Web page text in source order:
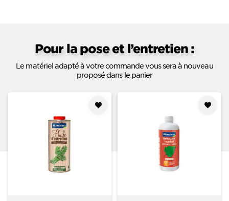
Pour la pose et l’entretien :
Le matériel adapté à votre commande vous sera à nouveau
proposé dans le panier
à mes
à mes